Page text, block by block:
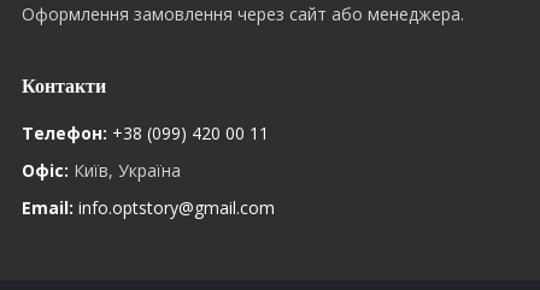
Оформлення замовлення через сайт або менеджера.
Контакти
Телефон: +38 (099) 420 00 11
Офіс: Київ, Україна
Email: info.optstory@gmail.com